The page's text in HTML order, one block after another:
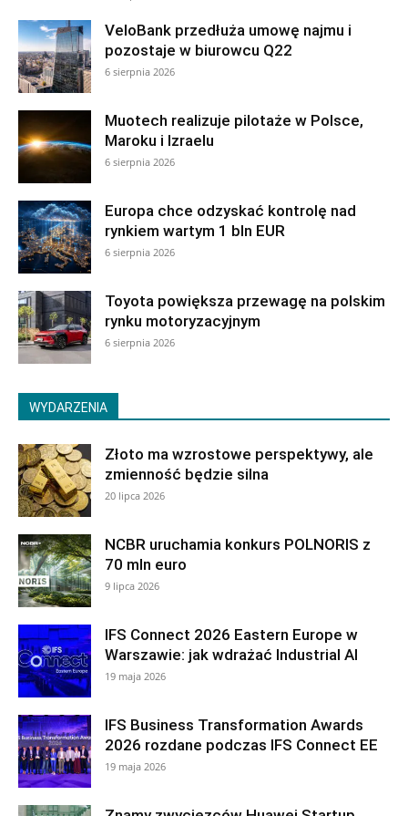
VeloBank przedłuża umowę najmu i
pozostaje w biurowcu Q22
6 sierpnia 2026
Muotech realizuje pilotaże w Polsce,
Maroku i Izraelu
6 sierpnia 2026
Europa chce odzyskać kontrolę nad
rynkiem wartym 1 bln EUR
6 sierpnia 2026
Toyota powiększa przewagę na polskim
rynku motoryzacyjnym
6 sierpnia 2026
WYDARZENIA
Złoto ma wzrostowe perspektywy, ale
zmienność będzie silna
20 lipca 2026
NCBR uruchamia konkurs POLNORIS z
70 mln euro
9 lipca 2026
IFS Connect 2026 Eastern Europe w
Warszawie: jak wdrażać Industrial AI
19 maja 2026
IFS Business Transformation Awards
2026 rozdane podczas IFS Connect EE
19 maja 2026